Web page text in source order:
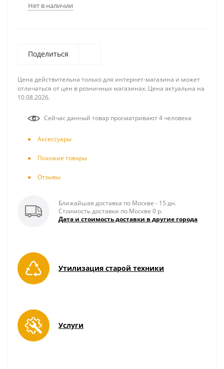
Нет в наличии
Поделиться
Цена действительна только для интернет-магазина и может
отличаться от цен в розничных магазинах. Цена актуальна на
10.08.2026.
Сейчас данный товар просматривают 4 человека
Аксесcуары
Похожие товары
Отзывы
Ближайшая доставка по Москве - 15 дн.
Стоимость доставки по Москве 0 р.
Дата и стоимость доставки в другие города
Утилизация старой техники
Услуги